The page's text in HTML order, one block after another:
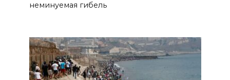
неминуемая гибель